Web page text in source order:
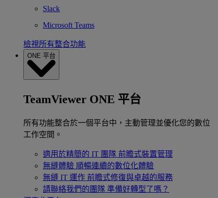
Slack
Microsoft Teams
檢視所有整合功能
ONE 平台
TeamViewer ONE 平台
所有功能整合於一個平台中，主動管理並優化您的數位
工作空間。
適用於精簡的 IT 團隊 前瞻式裝置管理
無縫體驗 順暢連續的數位化體驗
無縫 IT 運作 前瞻式修復與卓越的服務
請聯絡我們的團隊 準備好轉型了嗎？